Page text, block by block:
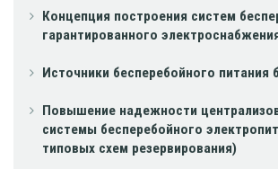
Концепция построения систем
гарантированного
Источники бесперебойного питания
Повышение надежности
системы бесперебойного
типовых схем резервирования)